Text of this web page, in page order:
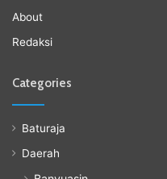
About
Redaksi
Categories
Baturaja
Daerah